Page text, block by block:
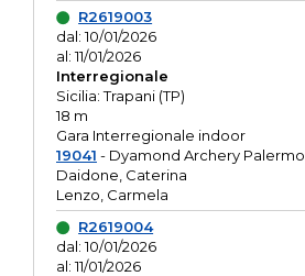
R2619003
dal: 10/01/2026
al: 11/01/2026
Interregionale
Sicilia: Trapani (TP)
18 m
Gara Interregionale indoor
19041 - Dyamond Archery Palermo
Daidone, Caterina
Lenzo, Carmela
R2619004
dal: 10/01/2026
al: 11/01/2026